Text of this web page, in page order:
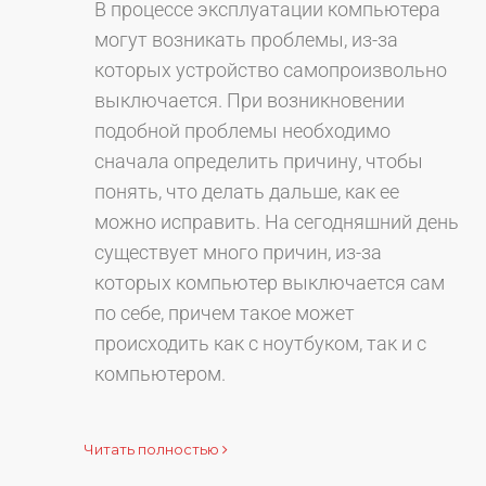
В процессе эксплуатации компьютера
могут возникать проблемы, из-за
которых устройство самопроизвольно
выключается. При возникновении
подобной проблемы необходимо
сначала определить причину, чтобы
понять, что делать дальше, как ее
можно исправить. На сегодняшний день
существует много причин, из-за
которых компьютер выключается сам
по себе, причем такое может
происходить как с ноутбуком, так и с
компьютером.
Читать полностью